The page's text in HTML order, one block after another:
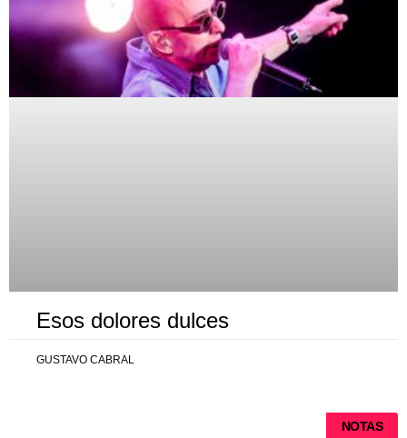
Esos dolores dulces
GUSTAVO CABRAL
NOTAS